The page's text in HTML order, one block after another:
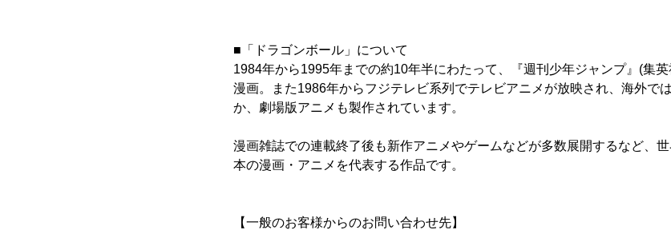
■「ドラゴンボール」について
1984年から1995年までの約10年半にわたって、『週刊少年ジャンプ』(集
漫画。また1986年からフジテレビ系列でテレビアニメが放映され、海外で
か、劇場版アニメも製作されています。
漫画雑誌での連載終了後も新作アニメやゲームなどが多数展開するなど、
本の漫画・アニメを代表する作品です。
【一般のお客様からのお問い合わせ先】